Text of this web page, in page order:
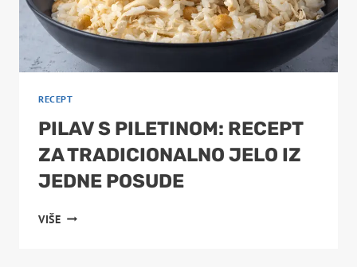
RECEPT
PILAV S PILETINOM: RECEPT
ZA TRADICIONALNO JELO IZ
JEDNE POSUDE
VIŠEPILAV